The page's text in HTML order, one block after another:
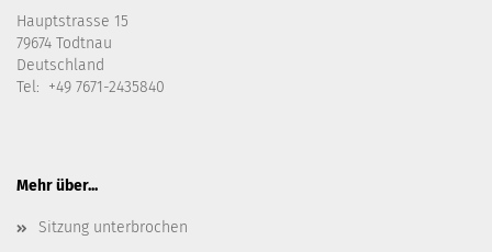
Hauptstrasse 15
79674 Todtnau
Deutschland
Tel: +49 7671-2435840
Mehr über...
Sitzung unterbrochen